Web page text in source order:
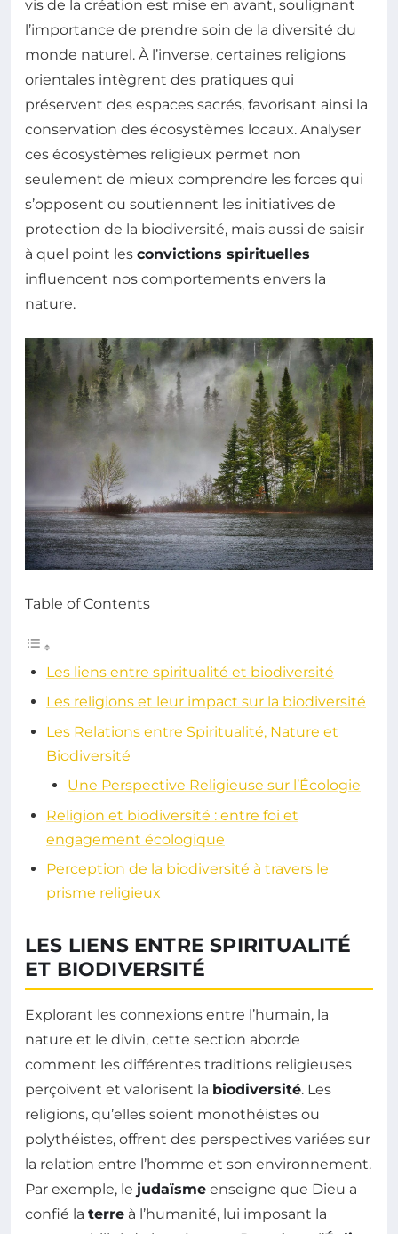
vis de la création est mise en avant, soulignant
l’importance de prendre soin de la diversité du
monde naturel. À l’inverse, certaines religions
orientales intègrent des pratiques qui
préservent des espaces sacrés, favorisant ainsi la
conservation des écosystèmes locaux. Analyser
ces écosystèmes religieux permet non
seulement de mieux comprendre les forces qui
s’opposent ou soutiennent les initiatives de
protection de la biodiversité, mais aussi de saisir
à quel point les convictions spirituelles
influencent nos comportements envers la
nature.
Table of Contents
Les liens entre spiritualité et biodiversité
Les religions et leur impact sur la biodiversité
Les Relations entre Spiritualité, Nature et
Biodiversité
Une Perspective Religieuse sur l’Écologie
Religion et biodiversité : entre foi et
engagement écologique
Perception de la biodiversité à travers le
prisme religieux
LES LIENS ENTRE SPIRITUALITÉ
ET BIODIVERSITÉ
Explorant les connexions entre l’humain, la
nature et le divin, cette section aborde
comment les différentes traditions religieuses
perçoivent et valorisent la biodiversité. Les
religions, qu’elles soient monothéistes ou
polythéistes, offrent des perspectives variées sur
la relation entre l’homme et son environnement.
Par exemple, le judaïsme enseigne que Dieu a
confié la terre à l’humanité, lui imposant la